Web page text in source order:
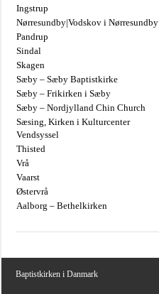
Ingstrup
Nørresundby|Vodskov i Nørresundby
Pandrup
Sindal
Skagen
Sæby – Sæby Baptistkirke
Sæby – Frikirken i Sæby
Sæby – Nordjylland Chin Church
Sæsing, Kirken i Kulturcenter
Vendsyssel
Thisted
Vrå
Vaarst
Østervrå
Aalborg – Bethelkirken
Baptistkirken i Danmark